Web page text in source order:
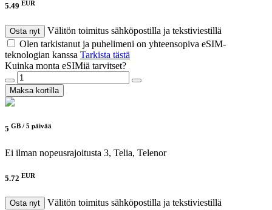
5.49 EUR
Osta nyt
Välitön toimitus sähköpostilla ja tekstiviestillä
Olen tarkistanut ja puhelimeni on yhteensopiva eSIM-
teknologian kanssa Tarkista tästä
Kuinka monta eSIMiä tarvitset?
Maksa kortilla
5 GB / 5 päivää
Ei ilman nopeusrajoitusta 3, Telia, Telenor
5.72 EUR
Osta nyt
Välitön toimitus sähköpostilla ja tekstiviestillä